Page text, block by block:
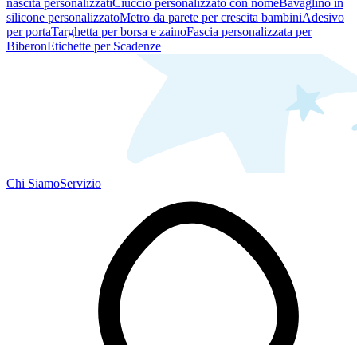
nascita personalizzatiCiuccio personalizzato con nomeBavaglino in
silicone personalizzatoMetro da parete per crescita bambiniAdesivo
per portaTarghetta per borsa e zainoFascia personalizzata per
BiberonEtichette per Scadenze
Chi SiamoServizio